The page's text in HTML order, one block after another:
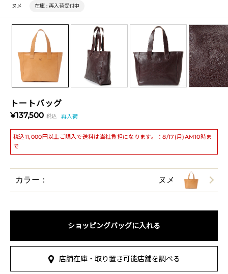
トートバッグ
¥137,500 税込 再入荷
税込11,000円以上ご購入で送料は当社負担になります。：8/17(月)AM10時ま
で
ヌメ 在庫 : 再入荷受付中
カラー： ヌメ
ショッピングバッグに入れる
店舗在庫・取り置き可能店舗を調べる